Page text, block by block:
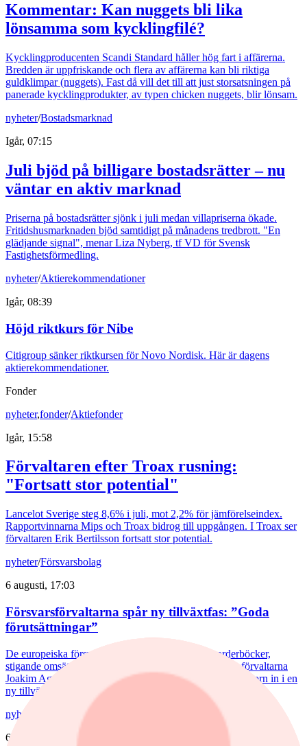
Kommentar: Kan nuggets bli lika
lönsamma som kycklingfilé?
Kycklingproducenten Scandi Standard håller hög fart i affärerna.
Bredden är uppfriskande och flera av affärerna kan bli riktiga
guldklimpar (nuggets). Fast då vill det till att just storsatsningen på
panerade kycklingprodukter, av typen chicken nuggets, blir lönsam.
nyheter/Bostadsmarknad
Igår, 07:15
Juli bjöd på billigare bostadsrätter – nu
väntar en aktiv marknad
Priserna på bostadsrätter sjönk i juli medan villapriserna ökade.
Fritidshusmarknaden bjöd samtidigt på månadens tredbrott. "En
glädjande signal", menar Liza Nyberg, tf VD för Svensk
Fastighetsförmedling.
nyheter/Aktierekommendationer
Igår, 08:39
Höjd riktkurs för Nibe
Citigroup sänker riktkursen för Novo Nordisk. Här är dagens
aktierekommendationer.
Fonder
nyheter,fonder/Aktiefonder
Igår, 15:58
Förvaltaren efter Troax rusning:
"Fortsatt stor potential"
Lancelot Sverige steg 8,6% i juli, mot 2,2% för jämförelseindex.
Rapportvinnarna Mips och Troax bidrog till uppgången. I Troax ser
förvaltaren Erik Bertilsson fortsatt stor potential.
nyheter/Försvarsbolag
6 augusti, 17:03
Försvarsförvaltarna spår ny tillväxtfas: ”Goda
förutsättningar”
De europeiska försvarsbolagen visar rekordstora orderböcker,
stigande omsättning och förbättrade marginaler. Enligt förvaltarna
Joakim Agerback och Shayan Heidari går nu försvarssektorn in i en
ny tillväxtfas.
nyheter
Spiltan Småbolagsfond
6 augusti, 14:51